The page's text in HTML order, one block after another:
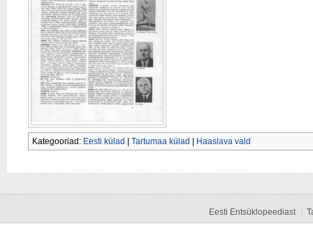
Kategooriad: Eesti külad Tartumaa külad Haaslava vald
Eesti Entsüklopeediast